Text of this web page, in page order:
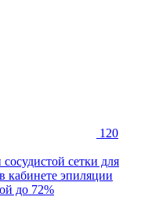
120
сетки для
эпиляции
до 72%